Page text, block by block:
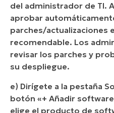
del administrador de TI.
aprobar
parches/actualizaciones
recomendable. Los
revisar los parches y
su despliegue.
e) Dirígete a la pestaña
botón «+ Añadir
elige el producto de